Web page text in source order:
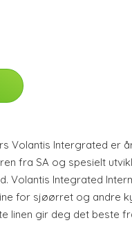
Volantis Intergrated er
fra SA og spesielt
Volantis Integrated
for sjøørret og andre
linen gir deg det beste